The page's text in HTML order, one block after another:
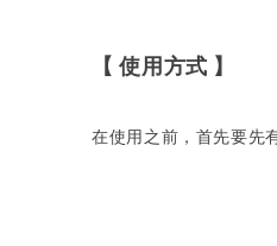
【 使用方式 】
在使用之前，首先要先